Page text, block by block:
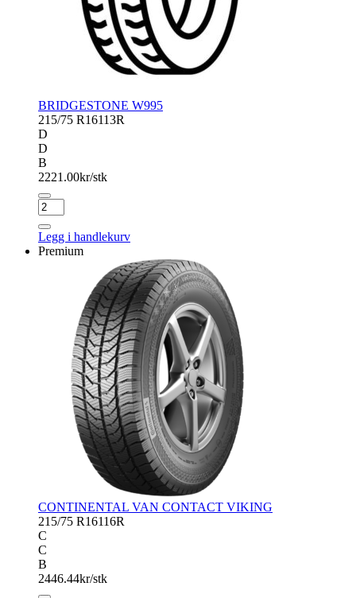
BRIDGESTONE W995
215/75 R16113R
D
D
B
2221.00kr/stk
BRIDGESTONE
W995
antall
Legg i handlekurv
Premium
CONTINENTAL VAN CONTACT VIKING
215/75 R16116R
C
C
B
2446.44kr/stk